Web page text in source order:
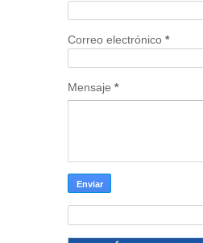
Correo electrónico *
Mensaje *